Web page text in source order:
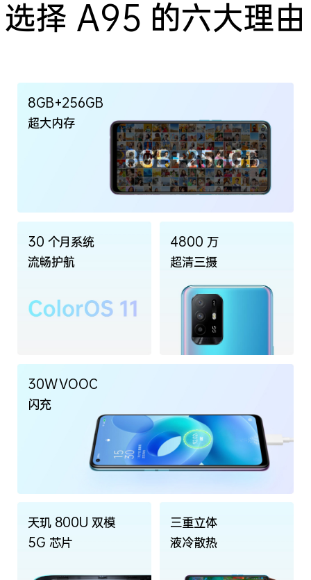
选择 A95 的六大理由
8GB+256GB
超大内存
30 个月系统
流畅护航
4800 万
超清三摄
天玑 800U 双模
5G 芯片
三重立体
液冷散热
30W VOOC
闪充